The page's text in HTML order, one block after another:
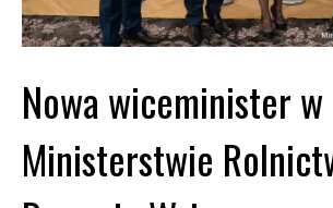
Nowa wiceminister w
Ministerstwie